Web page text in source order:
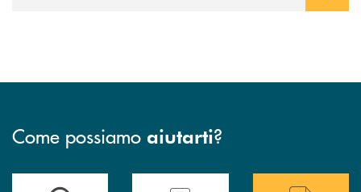
Come possiamo aiutarti?
Trova la filiale più vicina a teHai bisogno di assistenza immediata ?
Hai bisogno di